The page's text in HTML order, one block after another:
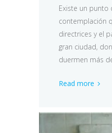
Existe un punto
contemplación
directrices y el
gran ciudad,
duermen más
Read more